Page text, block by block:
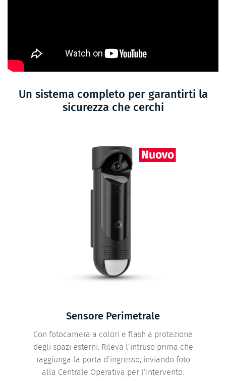
Un sistema completo per garantirti la
sicurezza che cerchi
Sensore Perimetrale
Con fotocamera a colori e flash a protezione
degli spazi esterni. Rileva l’intruso prima che
raggiunga la porta d’ingresso, inviando foto
alla Centrale Operativa per l’intervento.